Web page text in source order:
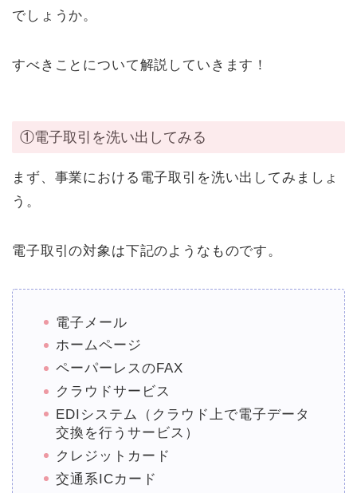
でしょうか。
すべきことについて解説していきます！
①電子取引を洗い出してみる
まず、事業における電子取引を洗い出してみましょ
う。
電子取引の対象は下記のようなものです。
電子メール
ホームページ
ペーパーレスのFAX
クラウドサービス
EDIシステム（クラウド上で電子データ
交換を行うサービス）
クレジットカード
交通系ICカード